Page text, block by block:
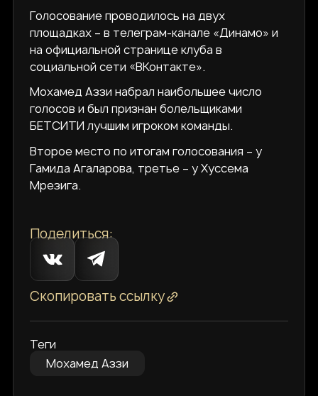
Голосование проводилось на двух
площадках – в телеграм-канале «Динамо» и
на официальной странице клуба в
социальной сети «ВКонтакте».
Мохамед Аззи набрал наибольшее число
голосов и был признан болельщиками
БЕТСИТИ лучшим игроком команды.
Второе место по итогам голосования – у
Гамида Агаларова, третье – у Хуссема
Мрезига.
Поделиться:
Скопировать ссылку
Теги
Мохамед Аззи